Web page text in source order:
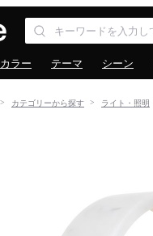
カラー テーマ シーン
カテゴリーから探す ライト・照明